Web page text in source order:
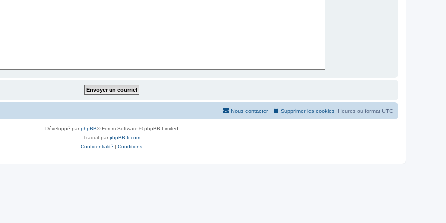
Heures au format UTC
Supprimer les cookies
Nous contacter
Développé parphpBB® Forum Software © phpBB Limited
Traduit parphpBB-fr.com
Confidentialité | Conditions